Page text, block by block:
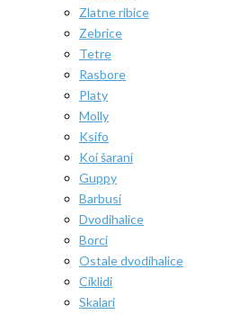
Zlatne ribice
Zebrice
Tetre
Rasbore
Platy
Molly
Ksifo
Koi šarani
Guppy
Barbusi
Dvodihalice
Borci
Ostale dvodihalice
Ciklidi
Skalari